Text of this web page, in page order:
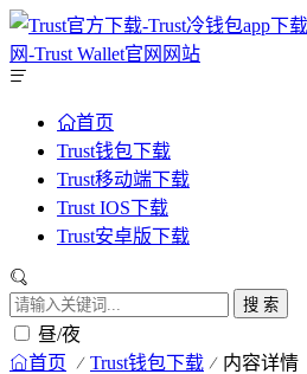
首页
Trust钱包下载
Trust移动端下载
Trust IOS下载
Trust安卓版下载
搜 索
昼/夜
首页 Trust钱包下载 内容详情